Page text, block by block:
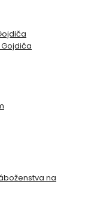
na